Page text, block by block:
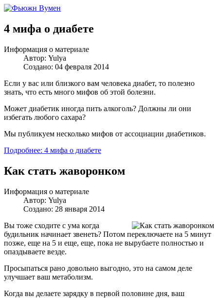
4 мифа о диабете
Информация о материале
Автор: Yulya
Создано: 04 февраля 2014
Если у вас или близкого вам человека диабет, то полезно
знать, что есть много мифов об этой болезни.
Может диабетик иногда пить алкоголь? Должны ли они
избегать любого сахара?
Мы публикуем несколько мифов от ассоциации диабетиков.
Подробнее: 4 мифа о диабете
Как стать жаворонком
Информация о материале
Автор: Yulya
Создано: 28 января 2014
Вы тоже сходите с ума когда
будильник начинает звенеть? Потом переключаете на 5 минут
позже, еще на 5 и еще, еще, пока не вырубаете полностью и
опаздываете везде.
Просыпаться рано довольно выгодно, это на самом деле
улучшает ваш метаболизм.
Когда вы делаете зарядку в первой половине дня, ваш